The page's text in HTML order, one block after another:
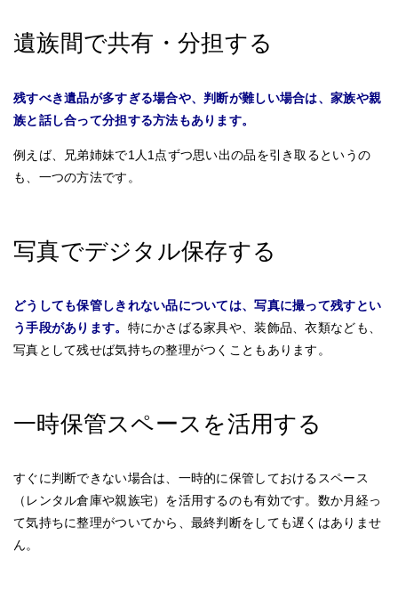
遺族間で共有・分担する
残すべき遺品が多すぎる場合や、判断が難しい場合は、家族や親
族と話し合って分担する方法もあります。
例えば、兄弟姉妹で1人1点ずつ思い出の品を引き取るというの
も、一つの方法です。
写真でデジタル保存する
どうしても保管しきれない品については、写真に撮って残すとい
う手段があります。 特にかさばる家具や、装飾品、衣類なども、
写真として残せば気持ちの整理がつくこともあります。
一時保管スペースを活用する
すぐに判断できない場合は、一時的に保管しておけるスペース
（レンタル倉庫や親族宅）を活用するのも有効です。数か月経っ
て気持ちに整理がついてから、最終判断をしても遅くはありませ
ん。